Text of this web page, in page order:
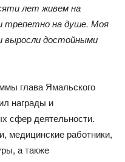
лет живем на
трепетно на душе. Моя
выросли достойными
глава Ямальского
награды и
сфер деятельности.
медицинские работники,
а также